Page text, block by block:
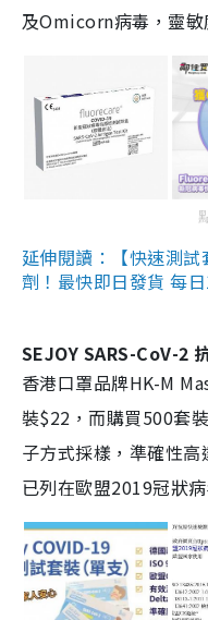
及Omicorn病毒，靈敏
延伸閱讀：【快速測
劑！最快即日發貨 每
SEJOY SARS-CoV-2
香港口罩品牌HK-M
裝$22，而購買500套
子方式採樣，準確性
已列在歐盟2019冠狀